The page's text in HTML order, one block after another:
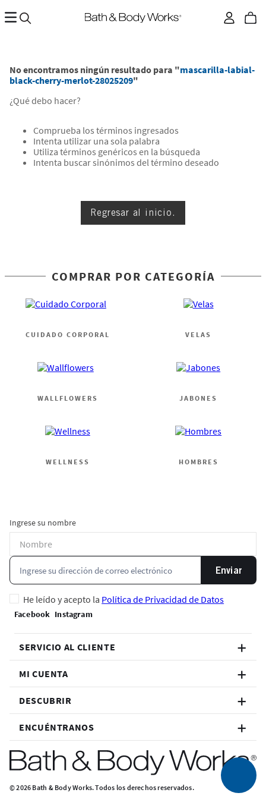
No encontramos ningún resultado para "mascarilla-labial-
black-cherry-merlot-28025209"
¿Qué debo hacer?
Comprueba los términos ingresados
Intenta utilizar una sola palabra
Utiliza términos genéricos en la búsqueda
Intenta buscar sinónimos del término deseado
Regresar al inicio.
COMPRAR POR CATEGORÍA
CUIDADO CORPORAL VELAS
WALLFLOWERS JABONES
WELLNESS HOMBRES
Ingrese su nombre
Enviar
He leído y acepto la Política de Privacidad de Datos
SERVICIO AL CLIENTE
MI CUENTA
DESCUBRIR
ENCUÉNTRANOS
© 2026 Bath & Body Works. Todos los derechos reservados.